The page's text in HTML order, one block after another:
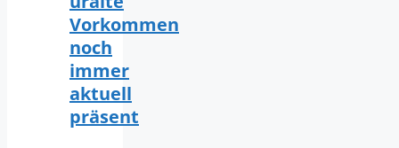
Vorkommen
noch
immer
aktuell
präsent